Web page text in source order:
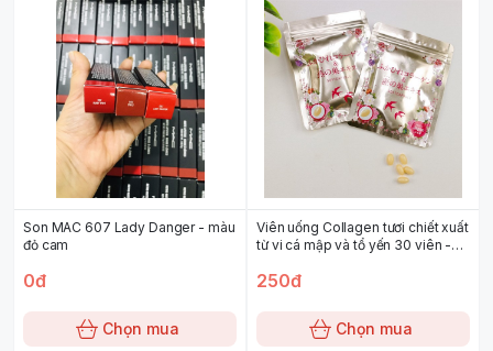
Son MAC 607 Lady Danger - màu
đỏ cam
0đ
Chọn mua
Viên uống Collagen tươi chiết xuất
từ vi cá mập và tổ yến 30 viên -
250đ
Chọn mua